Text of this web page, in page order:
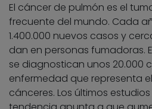
El cáncer de pulmón es el
frecuente del mundo. Cada
1.400.000 nuevos casos y
dan en personas fumadoras.
se diagnostican unos 20.000
enfermedad que representa
cánceres. Los últimos